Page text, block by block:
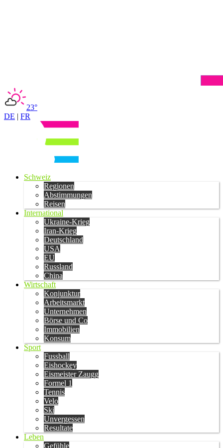
23°
DE | FR
Schweiz
Regionen
Abstimmungen
Reisen
International
Ukraine-Krieg
Iran-Krieg
Deutschland
USA
EU
Russland
China
Wirtschaft
Konjunktur
Arbeitsmarkt
Unternehmen
Börse und Co
Immobilien
Konsum
Sport
Fussball
Eishockey
Eismeister Zaugg
Formel 1
Tennis
Velo
Ski
Unvergessen
Resultate
Leben
Gefühle